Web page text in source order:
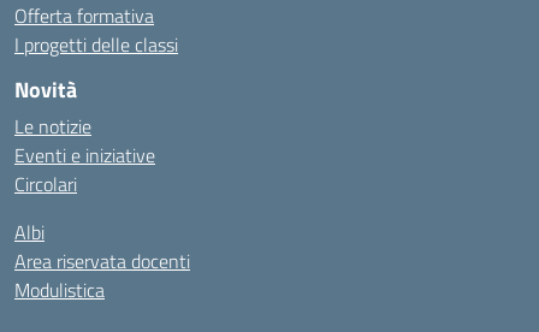
Offerta formativa
I progetti delle classi
Novità
Le notizie
Eventi e iniziative
Circolari
Albi
Area riservata docenti
Modulistica